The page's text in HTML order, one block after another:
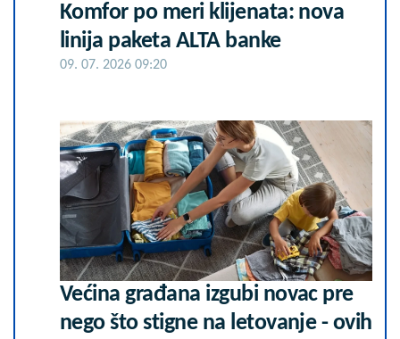
Komfor po meri klijenata: nova
linija paketa ALTA banke
09. 07. 2026 09:20
Većina građana izgubi novac pre
nego što stigne na letovanje - ovih